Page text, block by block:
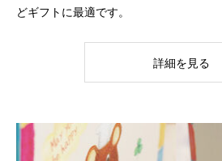
どギフトに最適です。
詳細を見る